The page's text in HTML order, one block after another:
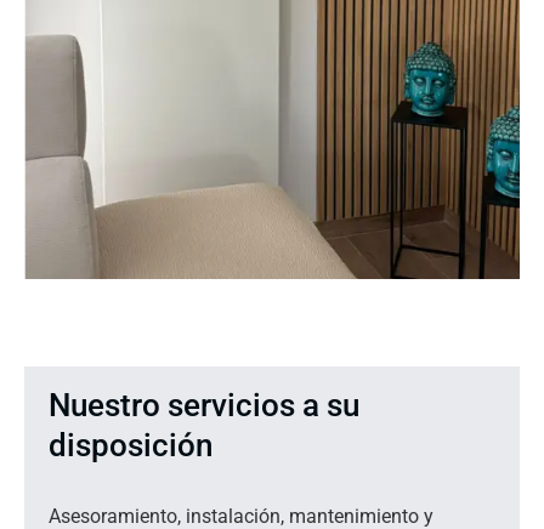
Nuestro servicios a su
disposición
Asesoramiento, instalación, mantenimiento y